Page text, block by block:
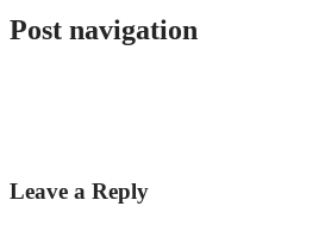
Post navigation
Leave a Reply